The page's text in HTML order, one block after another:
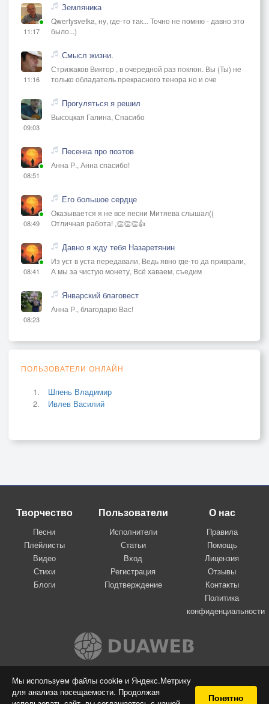
Мы используем файлы cookie и Яндекс.Метрику
для анализа посещаемости. Продолжая
Понятно
11:17
Земляника
Qwertysvetka, ну, где-то так... Точно не помню - давно это
было...)
11:16
Смысл жизни.
Стрижаков Виктор , в очередной раз поклон. Вы (Ты) не
только обладатель прекрасного тенора но и оче
09:03
Прогуляться я решил
Высоцкая Галина, Спасибо
08:51
Песенка про поэтов
Анна Р., Анна спасибо!
08:49
Его большое сердце
Оказывается я не все песни Митяева слышал((
Отличная работа! ,👏👏👏👍
08:41
Давно я жду тебя Назаретянин
Из уст в уста передавали, Ведь явно где-то да приврали,
А мы за чистую монету, Всё хаваем, съедим
08:23
Январский благовест
Анна Р., благодарю Вас!
ПОЛЬЗОВАТЕЛИ ОНЛАЙН
Шпень Владимир
Ивлев Василий
Творчество
Песни
Плейлисты
Видео
Стихи
Блоги
Пользователи
Исполнители
Статьи
Вход
Регистрация
Подтверждение
О нас
Правила
Помощь
Лицензия
Отзывы
Контакты
Политика
конфиденциальности
Вконтакте
© 2009-2026 Я-пою